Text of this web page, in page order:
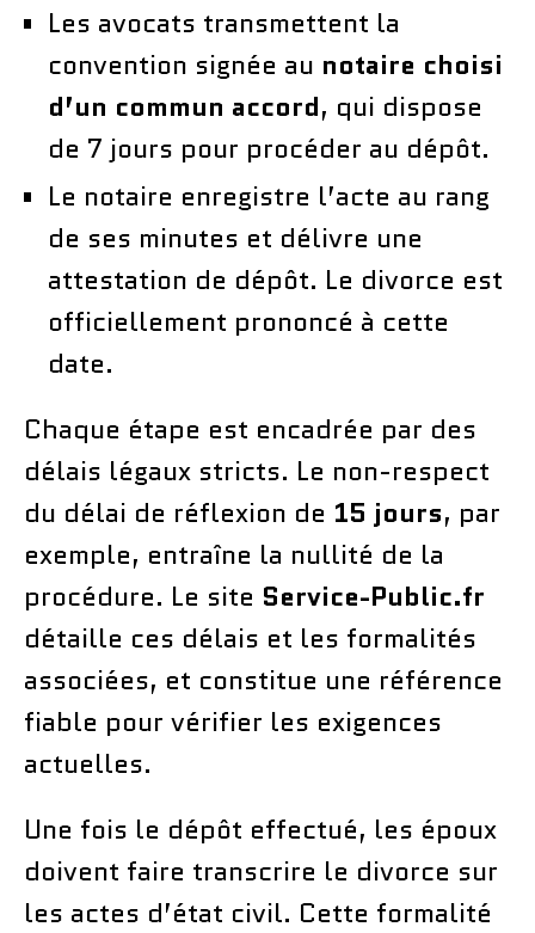
Les avocats transmettent la
convention signée au notaire choisi
d’un commun accord, qui dispose
de 7 jours pour procéder au dépôt.
Le notaire enregistre l’acte au rang
de ses minutes et délivre une
attestation de dépôt. Le divorce est
officiellement prononcé à cette
date.
Chaque étape est encadrée par des
délais légaux stricts. Le non-respect
du délai de réflexion de 15 jours, par
exemple, entraîne la nullité de la
procédure. Le site Service-Public.fr
détaille ces délais et les formalités
associées, et constitue une référence
fiable pour vérifier les exigences
actuelles.
Une fois le dépôt effectué, les époux
doivent faire transcrire le divorce sur
les actes d’état civil. Cette formalité